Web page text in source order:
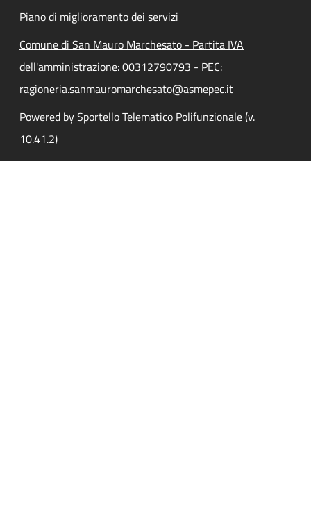
Piano di miglioramento dei servizi
Comune di San Mauro Marchesato - Partita IVA
dell'amministrazione: 00312790793 - PEC:
ragioneria.sanmauromarchesato@asmepec.it
Powered by Sportello Telematico Polifunzionale (v.
10.41.2)